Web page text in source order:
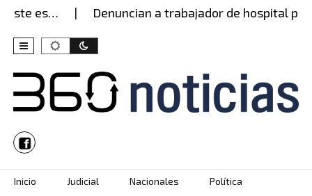
es… Denuncian a trabajador de hospital por
Skip to content
Inicio Judicial Nacionales
Política